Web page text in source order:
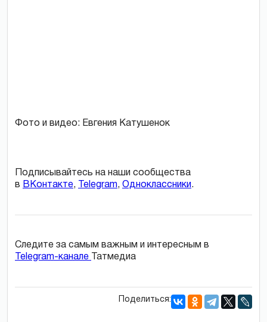
Фото и видео: Евгения Катушенок
Подписывайтесь на наши сообщества
в ВКонтакте, Telegram, Одноклассники .
Следите за самым важным и интересным в
Telegram-канале
Татмедиа
Поделиться: